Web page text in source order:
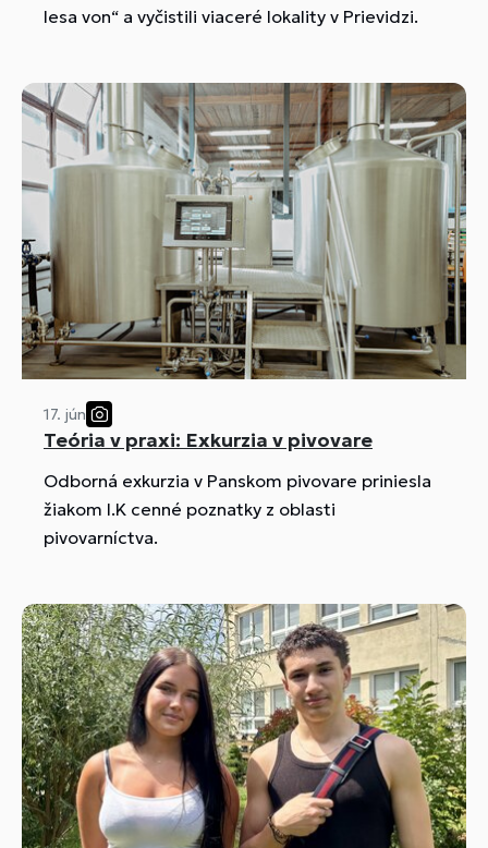
lesa von“ a vyčistili viaceré lokality v Prievidzi.
17. jún
Teória v praxi: Exkurzia v pivovare
Odborná exkurzia v Panskom pivovare priniesla
žiakom I.K cenné poznatky z oblasti
pivovarníctva.